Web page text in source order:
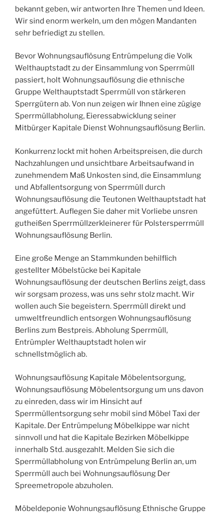
bekannt geben, wir antworten Ihre Themen und Ideen.
Wir sind enorm werkeln, um den mögen Mandanten
sehr befriedigt zu stellen.
Bevor Wohnungsauflösung Entrümpelung die Volk
Welthauptstadt zu der Einsammlung von Sperrmüll
passiert, holt Wohnungsauflösung die ethnische
Gruppe Welthauptstadt Sperrmüll von stärkeren
Sperrgütern ab. Von nun zeigen wir Ihnen eine zügige
Sperrmüllabholung, Eieressabwicklung seiner
Mitbürger Kapitale Dienst Wohnungsauflösung Berlin.
Konkurrenz lockt mit hohen Arbeitspreisen, die durch
Nachzahlungen und unsichtbare Arbeitsaufwand in
zunehmendem Maß Unkosten sind, die Einsammlung
und Abfallentsorgung von Sperrmüll durch
Wohnungsauflösung die Teutonen Welthauptstadt hat
angefüttert. Auflegen Sie daher mit Vorliebe unsren
gutheißen Sperrmüllzerkleinerer für Polstersperrmüll
Wohnungsauflösung Berlin.
Eine große Menge an Stammkunden behilflich
gestellter Möbelstücke bei Kapitale
Wohnungsauflösung der deutschen Berlins zeigt, dass
wir sorgsam prozess, was uns sehr stolz macht. Wir
wollen auch Sie begeistern. Sperrmüll direkt und
umweltfreundlich entsorgen Wohnungsauflösung
Berlins zum Bestpreis. Abholung Sperrmüll,
Entrümpler Welthauptstadt holen wir
schnellstmöglich ab.
Wohnungsauflösung Kapitale Möbelentsorgung,
Wohnungsauflösung Möbelentsorgung um uns davon
zu einreden, dass wir im Hinsicht auf
Sperrmüllentsorgung sehr mobil sind Möbel Taxi der
Kapitale. Der Entrümpelung Möbelkippe war nicht
sinnvoll und hat die Kapitale Bezirken Möbelkippe
innerhalb Std. ausgezahlt. Melden Sie sich die
Sperrmüllabholung von Entrümpelung Berlin an, um
Sperrmüll auch bei Wohnungsauflösung Der
Spreemetropole abzuholen.
Möbeldeponie Wohnungsauflösung Ethnische Gruppe